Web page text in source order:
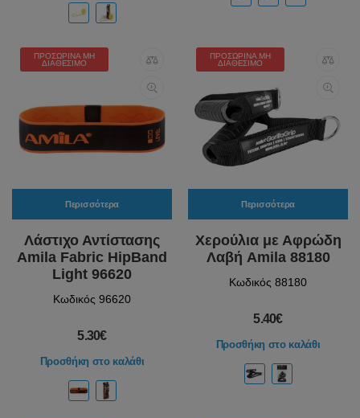
ΠΡΟΣΩΡΙΝΆ ΜΗ
ΔΙΑΘΈΣΙΜΟ
Περισσότερα
Λάστιχο Αντίστασης
Amila Fabric HipBand
Light 96620
Κωδικός 96620
5.30€
Προσθήκη στο καλάθι
ΠΡΟΣΩΡΙΝΆ ΜΗ
ΔΙΑΘΈΣΙΜΟ
Περισσότερα
Χερούλια με Αφρώδη
Λαβή Amila 88180
Κωδικός 88180
5.40€
Προσθήκη στο καλάθι